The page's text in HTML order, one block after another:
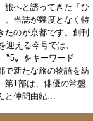
旅へと誘ってきた「ひ
。当誌が幾度となく特
たのが京都です。創刊
迎える今号では、
〝5〟をキーワード
で新たな旅の物語を紡
第1部は、俳優の常盤
と仲間由紀…